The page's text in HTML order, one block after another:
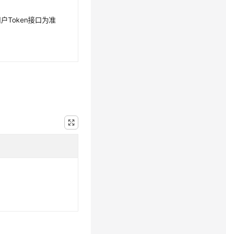
Token接口为准